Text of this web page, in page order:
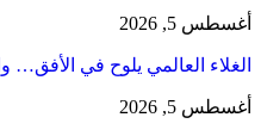
أغسطس 5, 2026
الغلاء العالمي يلوح في الأفق…
أغسطس 5, 2026